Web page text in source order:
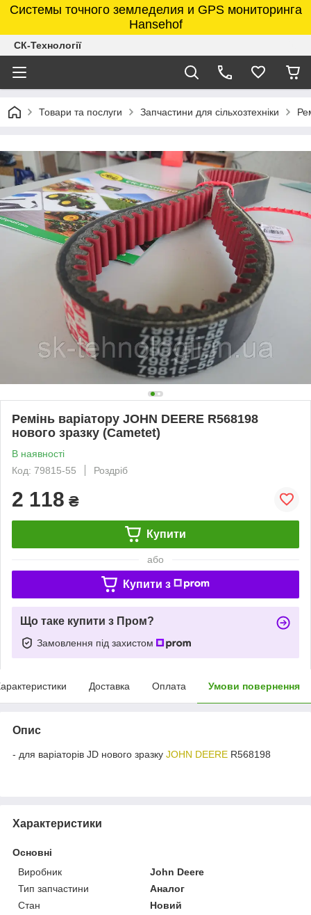
Системы точного земледелия и GPS мониторинга
Hansehof
СК-Технології
Товари та послуги Запчастини для сільхозтехніки
Ремінь варіатору JOHN DEERE R568198
нового зразку (Cametet)
В наявності
Код: 79815-55
Роздріб
2 118 ₴
Купити
або
Купити з
Що таке купити з Пром?
Замовлення під захистом
Доставка Оплата Умови повернення
Опис
- для варіаторів JD нового зразку JOHN DEERE R568198
Характеристики
Основні
Виробник
John Deere
Тип запчастини
Аналог
Стан
Новий